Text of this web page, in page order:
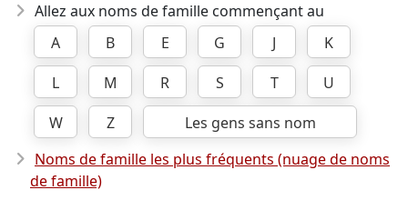
Allez aux noms de famille commençant au
A
B E G J
K
L
M R S T
U
W
Z
Les gens sans nom
Noms de famille les plus fréquents (nuage de noms
de famille)